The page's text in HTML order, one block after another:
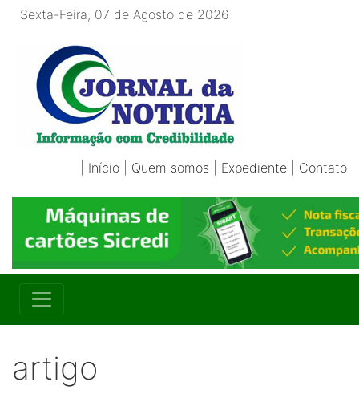
Sexta-Feira, 07 de Agosto de 2026
Início Quem somos Expediente Contato
artigo